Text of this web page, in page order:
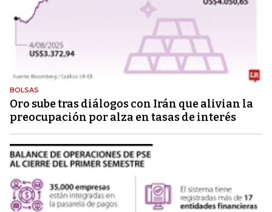
BOLSAS
Oro sube tras diálogos con Irán que alivian la
preocupación por alza en tasas de interés